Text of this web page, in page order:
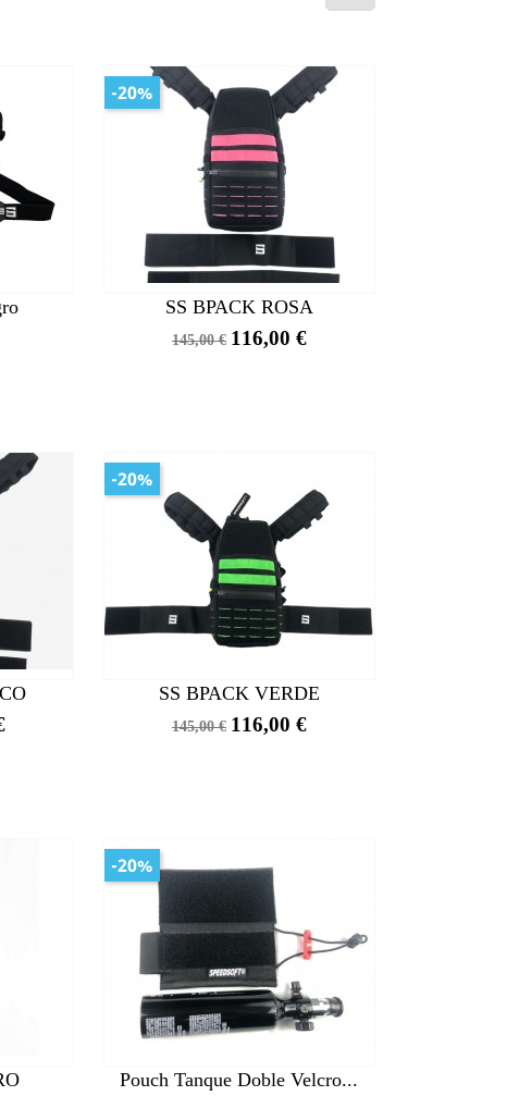
SS BPACK ROSA
Precio
145,00 € Precio
116,00 €
-20%
SS BPACK VERDE
Precio
145,00 € Precio
116,00 €
-20%
Pouch Tanque Doble Velcro...
-20%